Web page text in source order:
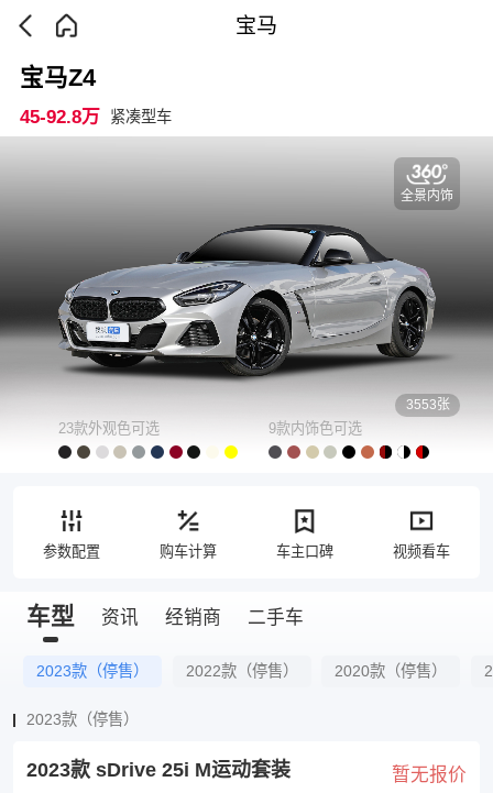
宝马
全景内饰
3553张
宝马Z4
45-92.8万 紧凑型车
23款外观色可选 9款内饰色可选
参数配置 购车计算 车主口碑 视频看车
车型 资讯 经销商 二手车
2023款（停售） 2022款（停售） 2020款（停售）
2023款（停售）
2023款 sDrive 25i M运动套装 暂无报价